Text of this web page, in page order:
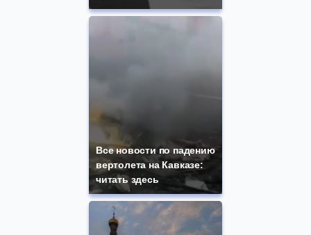
Все новости по падению
вертолета на Кавказе:
читать здесь